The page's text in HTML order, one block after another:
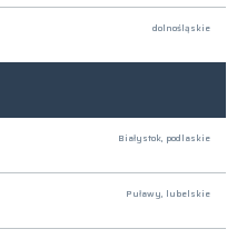
dolnośląskie
Białystok, podlaskie
Puławy, lubelskie